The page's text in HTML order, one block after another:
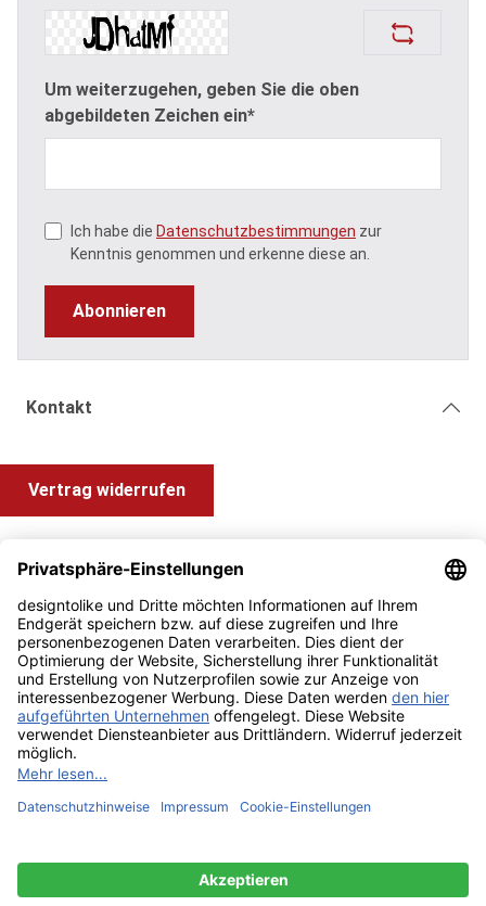
Um weiterzugehen, geben Sie die oben
abgebildeten Zeichen ein*
Ich habe die Datenschutzbestimmungen zur
Kenntnis genommen und erkenne diese an.
Abonnieren
Kontakt
Vertrag widerrufen
Information und Impressum
Zahlung & Versand
Impressum AGB
und ggf. Nachnahmegebühren, wenn nicht anders angegeben.